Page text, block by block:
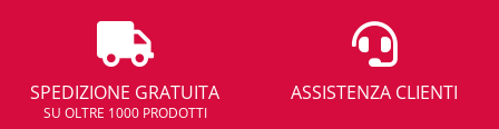
SPEDIZIONE GRATUITA
SU OLTRE 1000 PRODOTTI
ASSISTENZA CLIENTI